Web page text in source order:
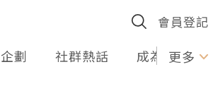
會員登記
劃 社群熱話 成為U更多